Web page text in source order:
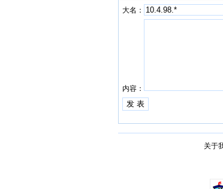
大名：
内容：
关于